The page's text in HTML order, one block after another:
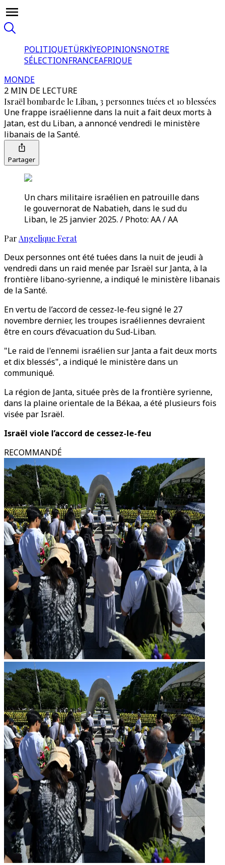
POLITIQUETÜRKİYEOPINIONSNOTRE
SÉLECTIONFRANCEAFRIQUE
MONDE
2 MIN DE LECTURE
Israël bombarde le Liban, 3 personnes tuées et 10 blessées
Une frappe israélienne dans la nuit a fait deux morts à
Jatan, est du Liban, a annoncé vendredi le ministère
libanais de la Santé.
Partager
Un chars militaire israélien en patrouille dans
le gouvernorat de Nabatieh, dans le sud du
Liban, le 25 janvier 2025. / Photo: AA / AA
Par Angelique Ferat
Deux personnes ont été tuées dans la nuit de jeudi à
vendredi dans un raid menée par Israël sur Janta, à la
frontière libano-syrienne, a indiqué le ministère libanais
de la Santé.
En vertu de l’accord de cessez-le-feu signé le 27
novembre dernier, les troupes israéliennes devraient
être en cours d’évacuation du Sud-Liban.
"Le raid de l'ennemi israélien sur Janta a fait deux morts
et dix blessés", a indiqué le ministère dans un
communiqué.
La région de Janta, située près de la frontière syrienne,
dans la plaine orientale de la Békaa, a été plusieurs fois
visée par Israël.
Israël viole l’accord de cessez-le-feu
RECOMMANDÉ